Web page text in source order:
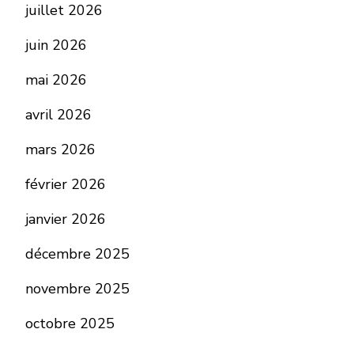
juillet 2026
juin 2026
mai 2026
avril 2026
mars 2026
février 2026
janvier 2026
décembre 2025
novembre 2025
octobre 2025